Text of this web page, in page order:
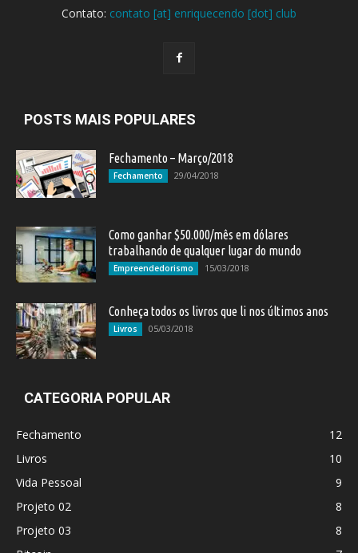
Contato: contato [at] enriquecendo [dot] club
POSTS MAIS POPULARES
Fechamento – Março/2018
Fechamento 29/04/2018
Como ganhar $50.000/mês em dólares
trabalhando de qualquer lugar do mundo
Empreendedorismo 15/03/2018
Conheça todos os livros que li nos últimos anos
Livros 05/03/2018
CATEGORIA POPULAR
Fechamento
12
Livros
10
Vida Pessoal
9
Projeto 02
8
Projeto 03
8